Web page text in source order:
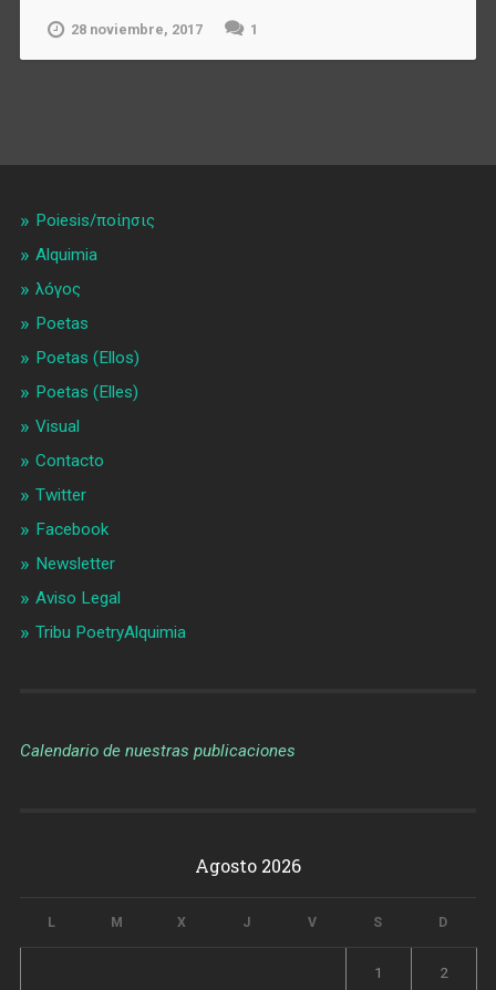
28 noviembre, 2017 1
Poiesis/ποίησις
Alquimia
λóγος
Poetas
Poetas (Ellos)
Poetas (Elles)
Visual
Contacto
Twitter
Facebook
Newsletter
Aviso Legal
Tribu PoetryAlquimia
Calendario de nuestras publicaciones
Agosto 2026
L M X J V S D
1 2